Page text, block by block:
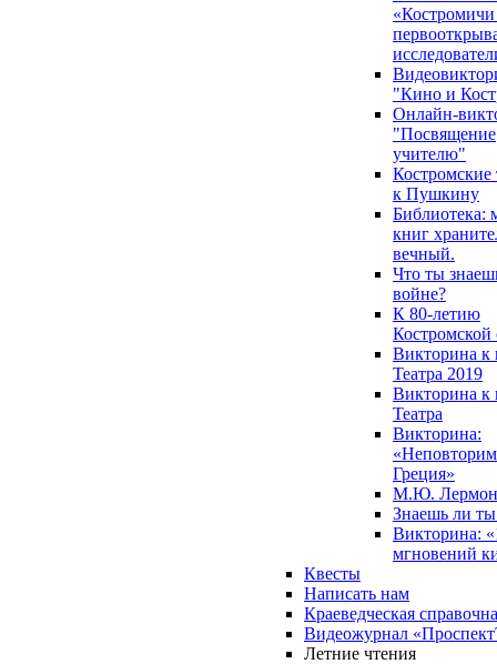
"Кино и
Онлайн-
"Посвящение
учителю"
к Пушкину
Библиотека:
книг
вечный.
Что ты
войне?
К 80-летию
Костромской
Викторина к
Театра 2019
Викторина к
Театра
Викторина:
Греция»
М.Ю.
Знаешь ли
Викторина:
мгновений
Квесты
Написать нам
Краеведческая
Видеожурнал
Летние чтения